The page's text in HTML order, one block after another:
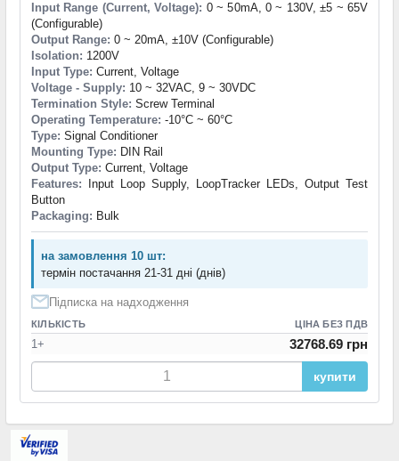
Input Range (Current, Voltage): 0 ~ 50mA, 0 ~ 130V, ±5 ~ 65V
(Configurable)
Output Range: 0 ~ 20mA, ±10V (Configurable)
Isolation: 1200V
Input Type: Current, Voltage
Voltage - Supply: 10 ~ 32VAC, 9 ~ 30VDC
Termination Style: Screw Terminal
Operating Temperature: -10°C ~ 60°C
Type: Signal Conditioner
Mounting Type: DIN Rail
Output Type: Current, Voltage
Features: Input Loop Supply, LoopTracker LEDs, Output Test
Button
Packaging: Bulk
на замовлення 10 шт:
термін постачання 21-31 дні (днів)
Підписка на надходження
КІЛЬКІСТЬ ЦІНА БЕЗ ПДВ
1+ 32768.69 грн
купити